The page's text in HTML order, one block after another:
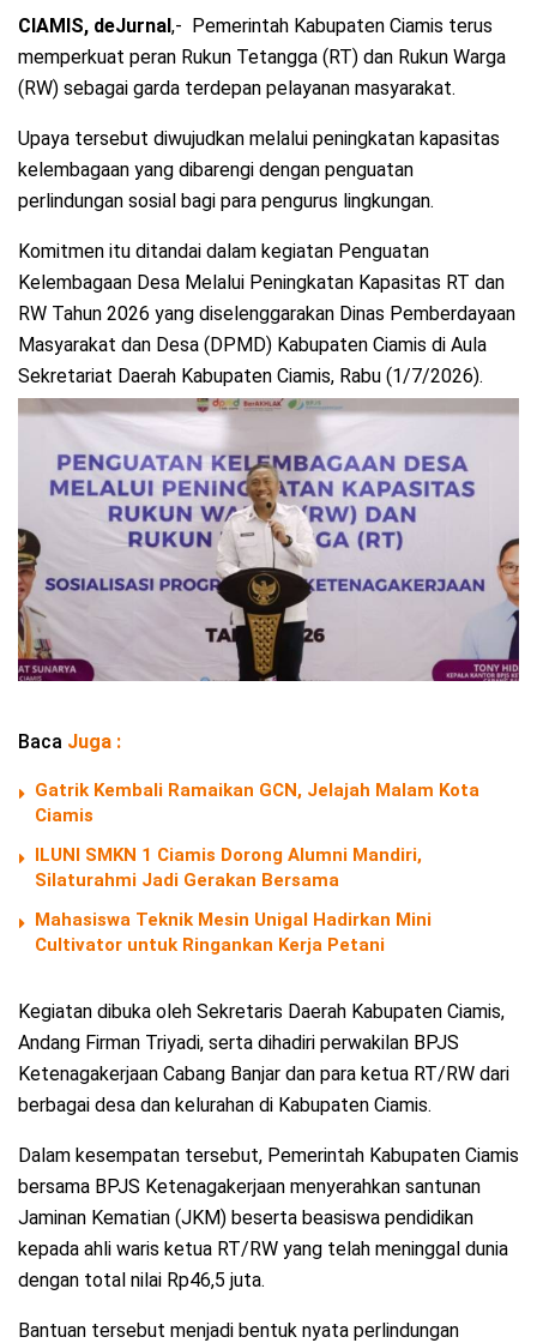
CIAMIS, deJurnal ,- Pemerintah Kabupaten Ciamis terus
memperkuat peran Rukun Tetangga (RT) dan Rukun Warga
(RW) sebagai garda terdepan pelayanan masyarakat.
Upaya tersebut diwujudkan melalui peningkatan kapasitas
kelembagaan yang dibarengi dengan penguatan
perlindungan sosial bagi para pengurus lingkungan.
Komitmen itu ditandai dalam kegiatan Penguatan
Kelembagaan Desa Melalui Peningkatan Kapasitas RT dan
RW Tahun 2026 yang diselenggarakan Dinas Pemberdayaan
Masyarakat dan Desa (DPMD) Kabupaten Ciamis di Aula
Sekretariat Daerah Kabupaten Ciamis, Rabu (1/7/2026).
Baca Juga :
Gatrik Kembali Ramaikan GCN, Jelajah Malam Kota
Ciamis
ILUNI SMKN 1 Ciamis Dorong Alumni Mandiri,
Silaturahmi Jadi Gerakan Bersama
Mahasiswa Teknik Mesin Unigal Hadirkan Mini
Cultivator untuk Ringankan Kerja Petani
Kegiatan dibuka oleh Sekretaris Daerah Kabupaten Ciamis,
Andang Firman Triyadi, serta dihadiri perwakilan BPJS
Ketenagakerjaan Cabang Banjar dan para ketua RT/RW dari
berbagai desa dan kelurahan di Kabupaten Ciamis.
Dalam kesempatan tersebut, Pemerintah Kabupaten Ciamis
bersama BPJS Ketenagakerjaan menyerahkan santunan
Jaminan Kematian (JKM) beserta beasiswa pendidikan
kepada ahli waris ketua RT/RW yang telah meninggal dunia
dengan total nilai Rp46,5 juta.
Bantuan tersebut menjadi bentuk nyata perlindungan